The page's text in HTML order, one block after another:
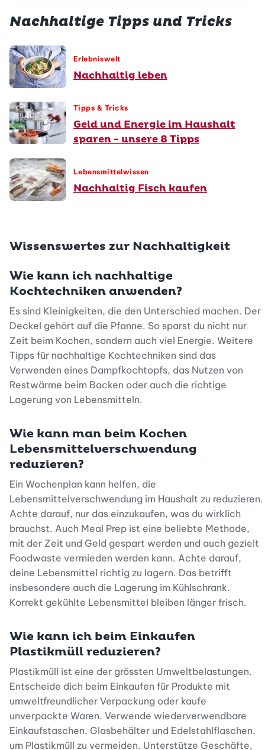
Nachhaltige Tipps und Tricks
Erlebniswelt
Nachhaltig leben
Tipps & Tricks
Geld und Energie im Haushalt
sparen - unsere 8 Tipps
Lebensmittelwissen
Nachhaltig Fisch kaufen
Wissenswertes zur Nachhaltigkeit
Wie kann ich nachhaltige
Kochtechniken anwenden?
Es sind Kleinigkeiten, die den Unterschied machen. Der
Deckel gehört auf die Pfanne. So sparst du nicht nur
Zeit beim Kochen, sondern auch viel Energie. Weitere
Tipps für nachhaltige Kochtechniken sind das
Verwenden eines Dampfkochtopfs, das Nutzen von
Restwärme beim Backen oder auch die richtige
Lagerung von Lebensmitteln.
Wie kann man beim Kochen
Lebensmittelverschwendung
reduzieren?
Ein Wochenplan kann helfen, die
Lebensmittelverschwendung im Haushalt zu reduzieren.
Achte darauf, nur das einzukaufen, was du wirklich
brauchst. Auch Meal Prep ist eine beliebte Methode,
mit der Zeit und Geld gespart werden und auch gezielt
Foodwaste vermieden werden kann. Achte darauf,
deine Lebensmittel richtig zu lagern. Das betrifft
insbesondere auch die Lagerung im Kühlschrank.
Korrekt gekühlte Lebensmittel bleiben länger frisch.
Wie kann ich beim Einkaufen
Plastikmüll reduzieren?
Plastikmüll ist eine der grössten Umweltbelastungen.
Entscheide dich beim Einkaufen für Produkte mit
umweltfreundlicher Verpackung oder kaufe
unverpackte Waren. Verwende wiederverwendbare
Einkaufstaschen, Glasbehälter und Edelstahlflaschen,
um Plastikmüll zu vermeiden. Unterstütze Geschäfte,